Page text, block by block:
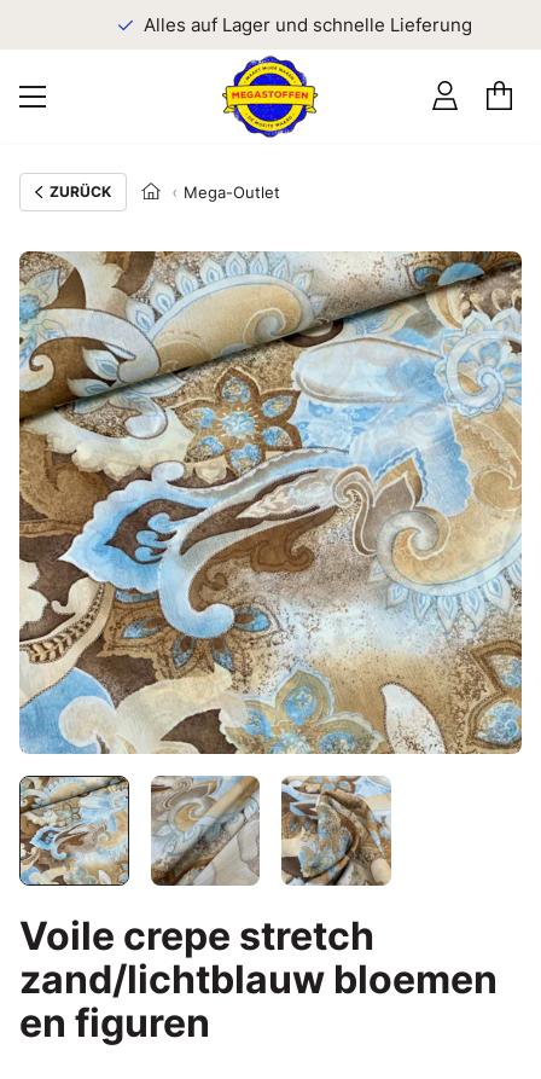
Alles auf Lager und schnelle Lieferung
ZURÜCK Mega-Outlet
Voile crepe stretch
zand/lichtblauw bloemen
en figuren